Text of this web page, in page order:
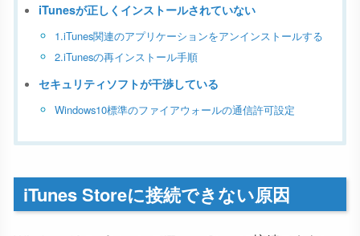
iTunesが正しくインストールされていない
1.iTunes関連のアプリケーションをアンインストールする
2.iTunesの再インストール手順
セキュリティソフトが干渉している
Windows10標準のファイアウォールの通信許可設定
iTunes Storeに接続できない原因